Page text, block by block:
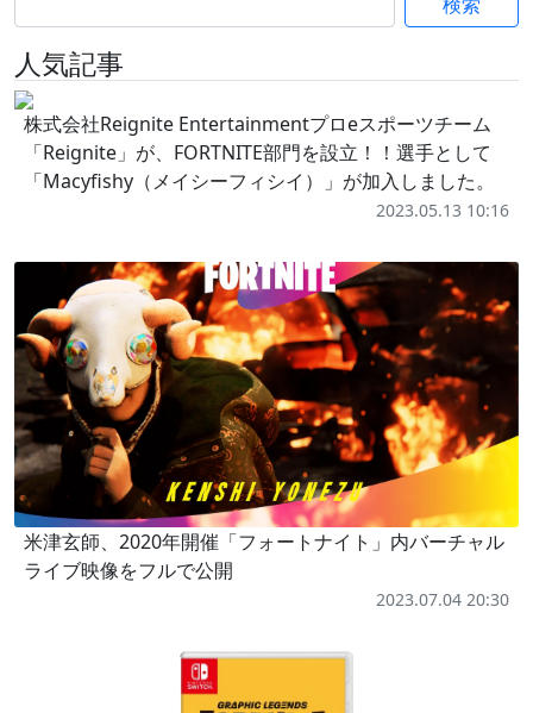
人気記事
株式会社Reignite Entertainmentプロeスポーツチーム
「Reignite」が、FORTNITE部門を設立！！選手として
「Macyfishy（メイシーフィシイ）」が加入しました。
2023.05.13 10:16
米津玄師、2020年開催「フォートナイト」内バーチャル
ライブ映像をフルで公開
2023.07.04 20:30